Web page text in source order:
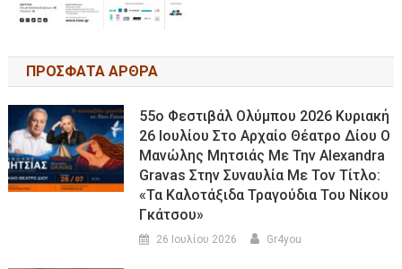
ΠΡΟΣΦΑΤΑ ΑΡΘΡΑ
55ο Φεστιβάλ Ολύμπου 2026 Κυριακή
26 Ιουλίου Στο Αρχαίο Θέατρο Δίου Ο
Μανώλης Μητσιάς Με Την Alexandra
Gravas Στην Συναυλία Με Τον Τίτλο:
«τα Καλοτάξιδα Τραγούδια Του Νίκου
Γκάτσου»
26 Ιουλίου 2026 Gr4you